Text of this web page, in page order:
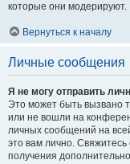
которые они модерируют.
Вернуться к началу
Личные сообщения
Я не могу отправить
Это может быть вызвано
или не вошли на
личных сообщений на
это вам лично.
получения